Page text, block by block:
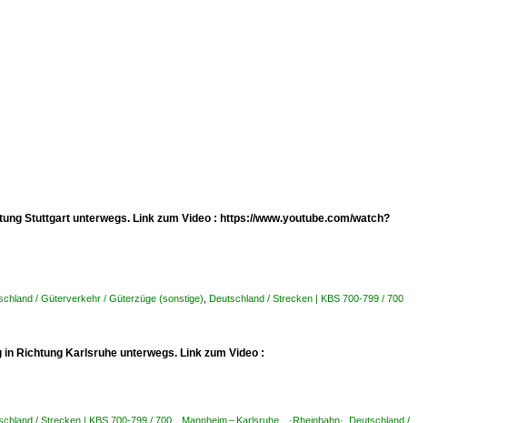
Stuttgart unterwegs. Link zum Video : https://www.youtube.com/watch?
/ Güterverkehr / Güterzüge (sonstige) Deutschland / Strecken | KBS 700-799 / 700
Richtung Karlsruhe unterwegs. Link zum Video :
/ Strecken | KBS 700-799 / 700 Mannheim – Karlsruhe ·Rheinbahn· Deutschland /